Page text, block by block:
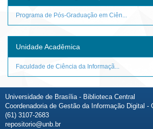
Programa de Pós-Graduação em Ciên...
Unidade Acadêmica
Faculdade de Ciência da Informaçã...
Universidade de Brasília - Biblioteca Central
Coordenadoria de Gestão da Informação Digital -
(61) 3107-2683
repositorio@unb.br